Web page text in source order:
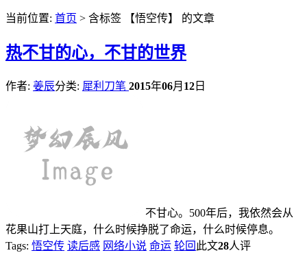
当前位置: 首页 > 含标签 【悟空传】 的文章
热不甘的心，不甘的世界
作者: 姜辰分类: 犀利刀笔 2015年06月 12 日
不甘心。500年后，我依然会从
花果山打上天庭，什么时候挣脱了命运，什么时候停息。
Tags: 悟空传 读后感 网络小说 命运 轮回 此文28人评